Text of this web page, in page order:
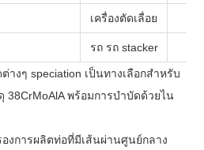
เครื่องตัดเลื่อย
รถ รถ stacker
งๆ speciation เป็นทางเลือกสำหรับ
พร้อมการบำบัดด้วยไน
งการผลิตท่อที่มีเส้นผ่านศูนย์กลาง